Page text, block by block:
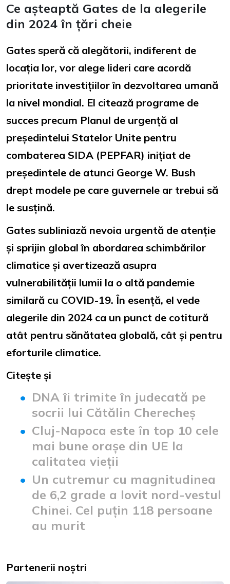
Ce așteaptă Gates de la alegerile
din 2024 în țări cheie
Gates speră că alegătorii, indiferent de
locația lor, vor alege lideri care acordă
prioritate investițiilor în dezvoltarea umană
la nivel mondial. El citează programe de
succes precum Planul de urgență al
președintelui Statelor Unite pentru
combaterea SIDA (PEPFAR) inițiat de
președintele de atunci George W. Bush
drept modele pe care guvernele ar trebui să
le susțină.
Gates subliniază nevoia urgentă de atenție
și sprijin global în abordarea schimbărilor
climatice și avertizează asupra
vulnerabilității lumii la o altă pandemie
similară cu COVID-19. În esență, el vede
alegerile din 2024 ca un punct de cotitură
atât pentru sănătatea globală, cât și pentru
eforturile climatice.
Citește și
DNA îi trimite în judecată pe
socrii lui Cătălin Cherecheș
Cluj-Napoca este în top 10 cele
mai bune orașe din UE la
calitatea vieții
Un cutremur cu magnitudinea
de 6,2 grade a lovit nord-vestul
Chinei. Cel puțin 118 persoane
au murit
Partenerii noștri